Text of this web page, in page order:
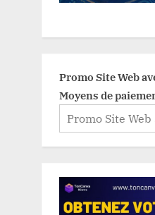
Promo Site Web
Moyens de